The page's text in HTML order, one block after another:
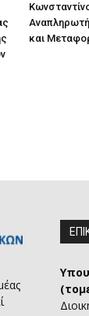
και